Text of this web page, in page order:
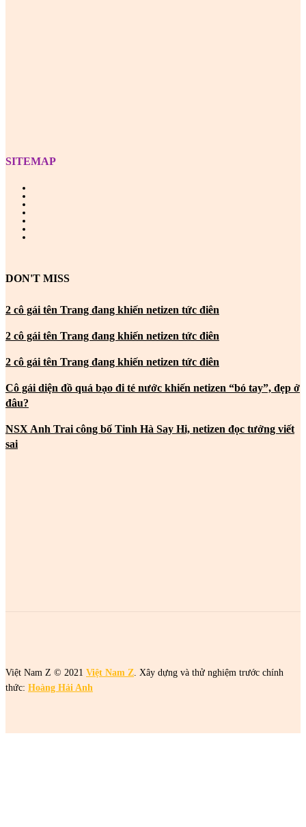
SITEMAP
DON'T MISS
2 cô gái tên Trang đang khiến netizen tức điên
2 cô gái tên Trang đang khiến netizen tức điên
2 cô gái tên Trang đang khiến netizen tức điên
Cô gái diện đồ quá bạo đi té nước khiến netizen “bó tay”, đẹp ở
đâu?
NSX Anh Trai công bố Tinh Hà Say Hi, netizen đọc tưởng viết
sai
Việt Nam Z © 2021 Việt Nam Z. Xây dựng và thử nghiệm trước chính
thức: Hoàng Hải Anh